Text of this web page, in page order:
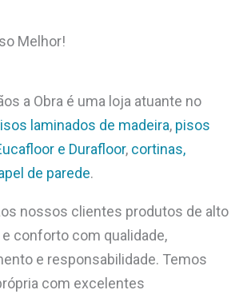
Melhor!
a Obra é uma loja atuante no
laminados de madeira, pisos
e Durafloor, cortinas,
de parede.
nossos clientes produtos de alto
conforto com qualidade,
e responsabilidade. Temos
com excelentes